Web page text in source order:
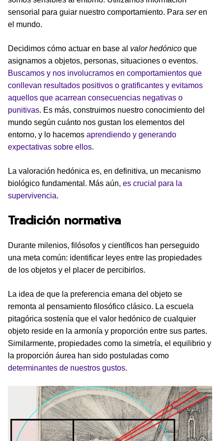
sensorial para guiar nuestro comportamiento. Para seren
el mundo.
Decidimos cómo actuar en base al valor hedónico que
asignamos a objetos, personas, situaciones o eventos.
Buscamos y nos involucramos en comportamientos que
conllevan resultados positivos o gratificantes y evitamos
aquellos que acarrean consecuencias negativas o
punitivas. Es más, construimos nuestro conocimiento del
mundo según cuánto nos gustan los elementos del
entorno, y lo hacemos aprendiendo y generando
expectativas sobre ellos.
La valoración hedónica es, en definitiva, un mecanismo
biológico fundamental. Más aún, es crucial para la
supervivencia.
Tradición normativa
Durante milenios, filósofos y científicos han perseguido
una meta común: identificar leyes entre las propiedades
de los objetos y el placer de percibirlos.
La idea de que la preferencia emana del objeto se
remonta al pensamiento filosófico clásico. La escuela
pitagórica sostenía que el valor hedónico de cualquier
objeto reside en la armonía y proporción entre sus partes.
Similarmente, propiedades como la simetría, el equilibrio y
la proporción áurea han sido postuladas como
determinantes de nuestros gustos.